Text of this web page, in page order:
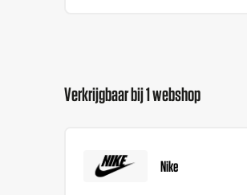
Verkrijgbaar bij 1 webshop
Nike